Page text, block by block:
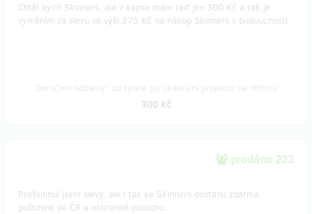
Chtěl bych Skinners, ale v kapse mám teď jen 300 Kč a tak je
vyměním za slevu ve výši 375 Kč na nákup Skinners v budoucnosti.
300 Kč
prodáno 222
Prošvihnul jsem slevy, ale i tak ke Skinners dostanu zdarma
poštovné po ČR a ochranné pouzdro.